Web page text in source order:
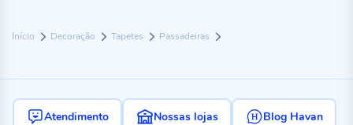
Início Decoração Tapetes Passadeiras
Atendimento Nossas lojas Blog Havan